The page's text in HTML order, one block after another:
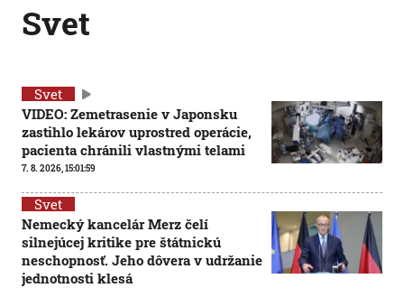
Svet
Svet
VIDEO: Zemetrasenie v Japonsku
zastihlo lekárov uprostred operácie,
pacienta chránili vlastnými telami
7. 8. 2026, 15:01:59
Svet
Nemecký kancelár Merz čelí
silnejúcej kritike pre štátnickú
neschopnosť. Jeho dôvera v udržanie
jednotnosti klesá